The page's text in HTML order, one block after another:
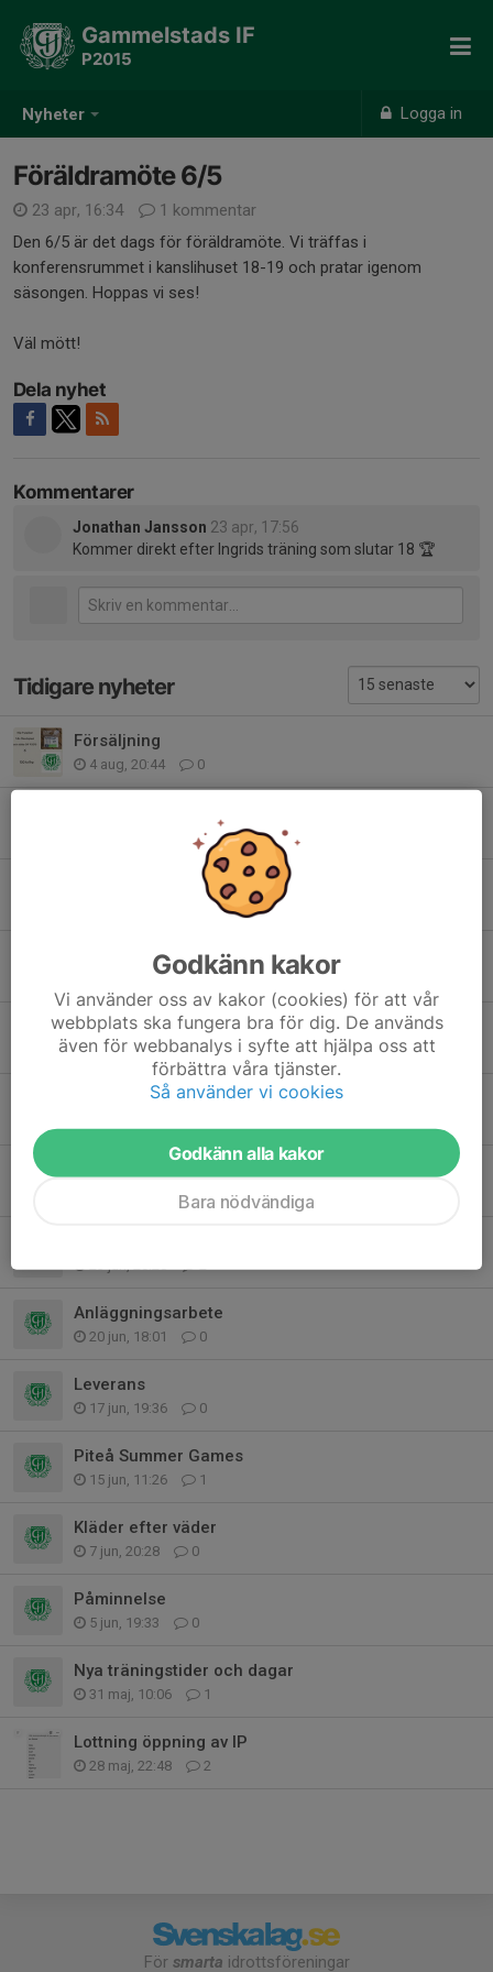
Nyheter Logga in
Gammelstads IF
P2015
Föräldramöte 6/5
23 apr, 16:34
1 kommentar
Den 6/5 är det dags för föräldramöte. Vi träffas i
konferensrummet i kanslihuset 18-19 och pratar igenom
säsongen. Hoppas vi ses!
Väl mött!
Dela nyhet
Kommentarer
Jonathan Jansson 23 apr, 17:56
Kommer direkt efter Ingrids träning som slutar 18 🏆
Tidigare nyheter
Försäljning
4 aug, 20:44 0
0
Lagen till GIF-cupen
Inför GIF-cupen
27 jul, 20:50 0
Arbetsuppgifter GIF-cupen
14 jul, 19:08 9
Kioskvecka vecka 30: Charlie och Oliver
Anläggningsarbete
20 jun, 18:01 0
Leverans
17 jun, 19:36 0
Piteå Summer Games
15 jun, 11:26 1
Kläder efter väder
7 jun, 20:28 0
Påminnelse
5 jun, 19:33 0
Nya träningstider och dagar
31 maj, 10:06 1
Lottning öppning av IP
28 maj, 22:48 2
För smarta idrottsföreningar
Godkänn kakor
Vi använder oss av kakor (cookies) för att vår
webbplats ska fungera bra för dig. De används
även för webbanalys i syfte att hjälpa oss att
förbättra våra tjänster.
Så använder vi cookies
Godkänn alla kakor
Bara nödvändiga